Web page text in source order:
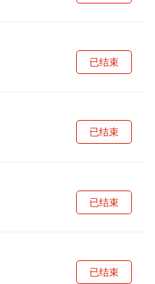
已结束
已结束
已结束
已结束